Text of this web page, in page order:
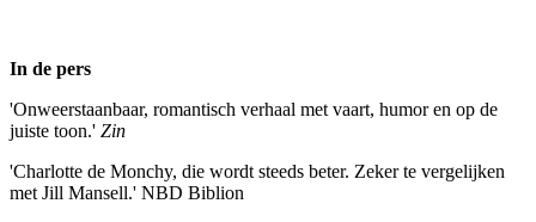
In de pers
'Onweerstaanbaar, romantisch verhaal met vaart, humor en op de
juiste toon.' Zin
'Charlotte de Monchy, die wordt steeds beter. Zeker te vergelijken
met Jill Mansell.' NBD Biblion